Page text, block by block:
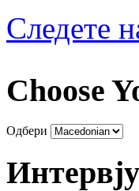
Следете
Choose
Одбери